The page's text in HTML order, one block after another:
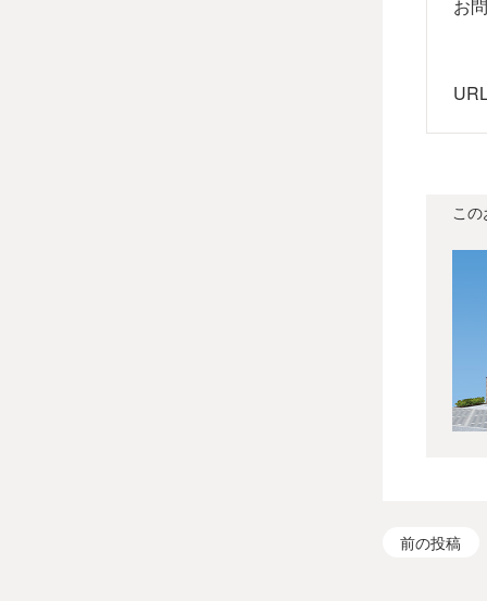
お
こ
前の投稿